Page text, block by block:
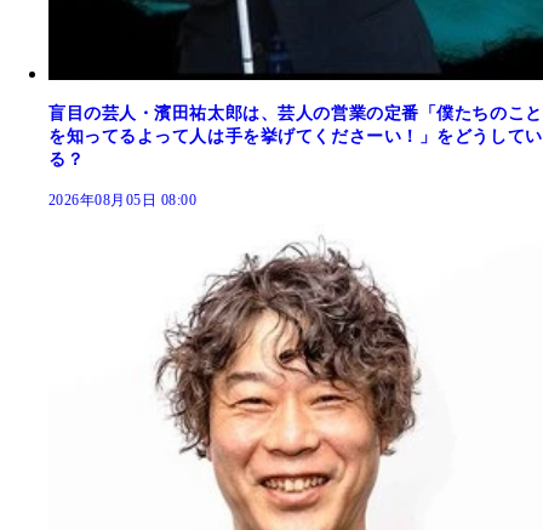
盲目の芸人・濱田祐太郎は、芸人の営業の定番「僕たちのこと
を知ってるよって人は手を挙げてくださーい！」をどうしてい
る？
2026年08月05日 08:00